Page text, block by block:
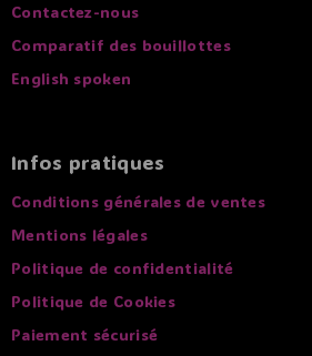
Contactez-nous
Comparatif des bouillottes
English spoken
Infos pratiques
Conditions générales de ventes
Mentions légales
Politique de confidentialité
Politique de Cookies
Paiement sécurisé